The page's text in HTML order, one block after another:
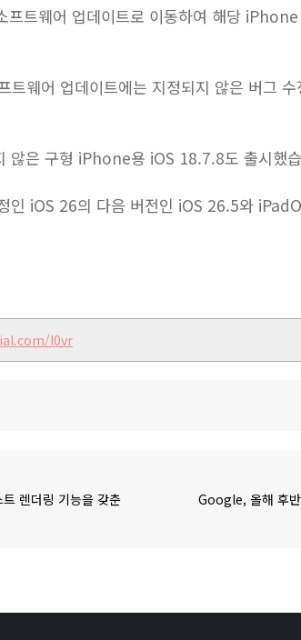
트웨어 업데이트로 이동하여 해당
웨어 업데이트에는 지정되지 않은 버그
않은 구형 iPhone용 iOS 18.7.8도 출시했
인 iOS 26의 다음 버전인 iOS 26.5와
l0vr
렌더링 기능을 갖춘
Google, 올해 후